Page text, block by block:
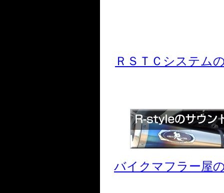
ＲＳＴＣシステム
バイクマフラー屋